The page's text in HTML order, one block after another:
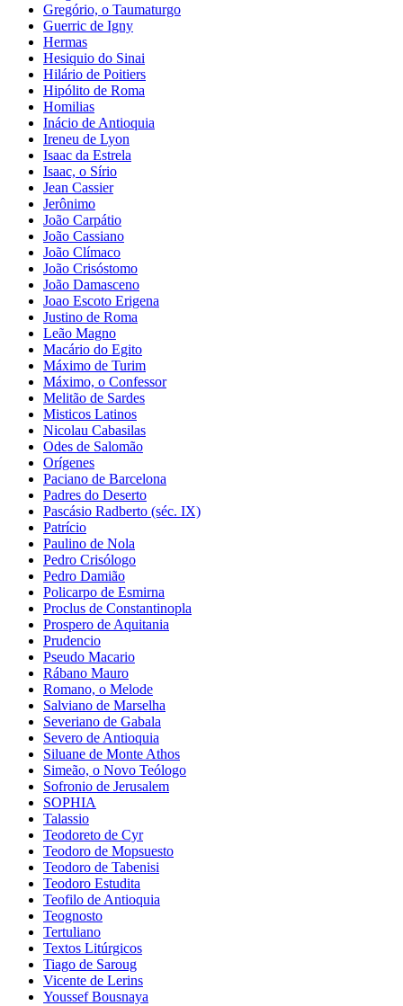
Gregório, o Taumaturgo
Guerric de Igny
Hermas
Hesiquio do Sinai
Hilário de Poitiers
Hipólito de Roma
Homilias
Inácio de Antioquia
Ireneu de Lyon
Isaac da Estrela
Isaac, o Sírio
Jean Cassier
Jerônimo
João Carpátio
João Cassiano
João Clímaco
João Crisóstomo
João Damasceno
Joao Escoto Erigena
Justino de Roma
Leão Magno
Macário do Egito
Máximo de Turim
Máximo, o Confessor
Melitão de Sardes
Misticos Latinos
Nicolau Cabasilas
Odes de Salomão
Orígenes
Paciano de Barcelona
Padres do Deserto
Pascásio Radberto (séc. IX)
Patrício
Paulino de Nola
Pedro Crisólogo
Pedro Damião
Policarpo de Esmirna
Proclus de Constantinopla
Prospero de Aquitania
Prudencio
Pseudo Macario
Rábano Mauro
Romano, o Melode
Salviano de Marselha
Severiano de Gabala
Severo de Antioquia
Siluane de Monte Athos
Simeão, o Novo Teólogo
Sofronio de Jerusalem
SOPHIA
Talassio
Teodoreto de Cyr
Teodoro de Mopsuesto
Teodoro de Tabenisi
Teodoro Estudita
Teofilo de Antioquia
Teognosto
Tertuliano
Textos Litúrgicos
Tiago de Saroug
Vicente de Lerins
Youssef Bousnaya